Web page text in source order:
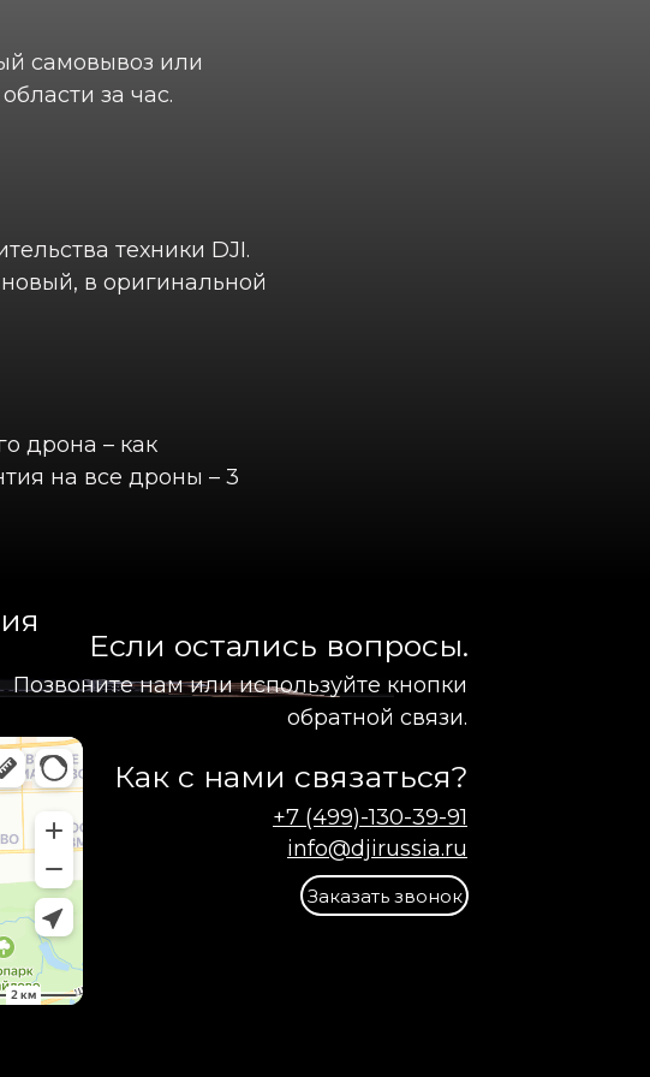
самовывоз или
за час.
техники DJI.
в оригинальной
дрона – как
на все дроны – 3
Если остались вопросы.
Как с нами связаться?
Позвоните нам или используйте кнопки
обратной связи.
+7 (499)-130-39-91
info@djirussia.ru
Заказать звонок